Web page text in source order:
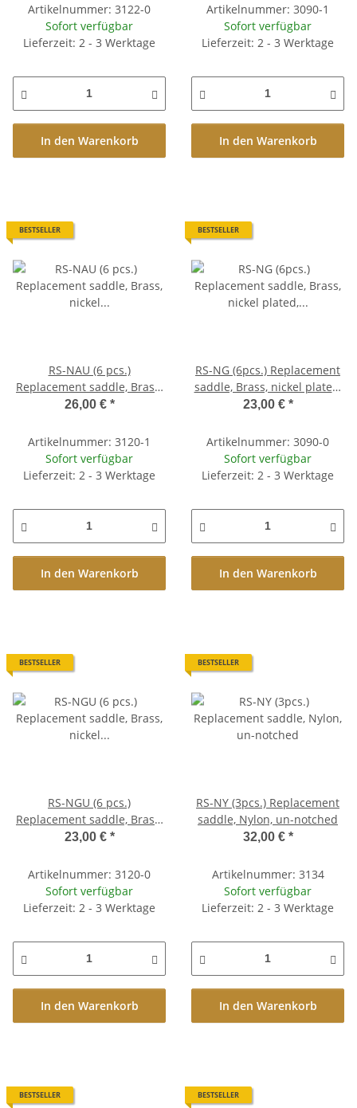
Artikelnummer: 3122-0
Sofort verfügbar
Lieferzeit: 2 - 3 Werktage
In den Warenkorb
Artikelnummer: 3090-1
Sofort verfügbar
Lieferzeit: 2 - 3 Werktage
In den Warenkorb
BESTSELLER
RS-NAU (6 pcs.)
Replacement saddle, Brass,
nickel plated, unnotched,
26,00 € *
Artikelnummer: 3120-1
Sofort verfügbar
Lieferzeit: 2 - 3 Werktage
In den Warenkorb
BESTSELLER
RS-NG (6pcs.) Replacement
saddle, Brass, nickel plated,
pre-slotted, gloss finish
23,00 € *
Artikelnummer: 3090-0
Sofort verfügbar
Lieferzeit: 2 - 3 Werktage
In den Warenkorb
BESTSELLER
RS-NGU (6 pcs.)
Replacement saddle, Brass,
nickel plated, unnotched,
23,00 € *
Artikelnummer: 3120-0
Sofort verfügbar
Lieferzeit: 2 - 3 Werktage
In den Warenkorb
BESTSELLER
RS-NY (3pcs.) Replacement
saddle, Nylon, un-notched
32,00 € *
Artikelnummer: 3134
Sofort verfügbar
Lieferzeit: 2 - 3 Werktage
In den Warenkorb
BESTSELLER BESTSELLER